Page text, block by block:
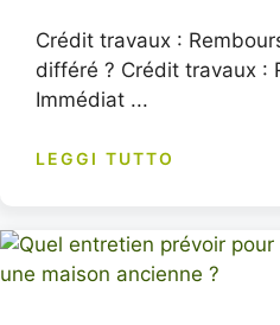
Crédit travaux :
différé ? Crédit travaux :
Immédiat ...
LEGGI TUTTO